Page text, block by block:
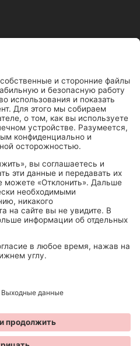
АВСТРИИ, ШВЕЙЦАРИИ.
пкупить в